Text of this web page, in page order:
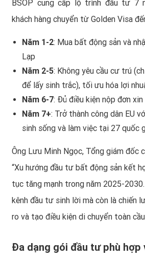
BSOP cung cấp lộ trình đầu tư 7
khách hàng chuyển từ Golden Visa
Năm 1-2: Mua bất động sản và
Lạp
Năm 2-5: Không yêu cầu cư trú
để lấy sinh trắc), tối ưu hóa lợi
Năm 6-7: Đủ điều kiện nộp đơn
Năm 7+: Trở thành công dân EU
sinh sống và làm việc tại 27 quốc
Ông Lưu Minh Ngọc, Tổng giám đốc
“Xu hướng đầu tư bất động sản kết
tục tăng mạnh trong năm 2025-
kênh đầu tư sinh lời mà còn là chiến
ro và tạo điều kiện di chuyển toàn
Đa dạng gói đầu tư phù hợp